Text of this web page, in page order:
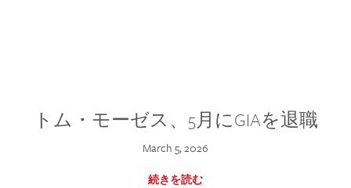
トム・モーゼス、5月にGIAを退職
March 5, 2026
続きを読む